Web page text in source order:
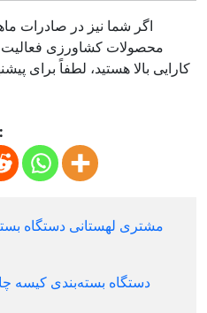
اگر شما نیز در صادرات
محصولات کشاورزی فعالیت
کارایی بالا هستید، لطفاً برای
عشق خود را به اشتراک بگذارید:
دستگاه بسته‌بندی کیسه